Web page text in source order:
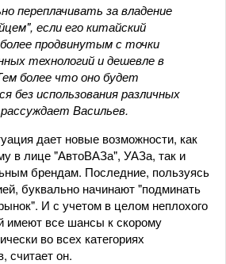
переплачивать за владение
если его китайский
продвинутым с точки
технологий и дешевле в
более что оно будет
без использования различных
Васильев.
дает новые возможности, как
в лице "АвтоВАЗа", УАЗа, так и
брендам. Последние, пользуясь
буквально начинают "подминать
И с учетом в целом неплохого
имеют все шансы к скорому
во всех категориях
считает он.